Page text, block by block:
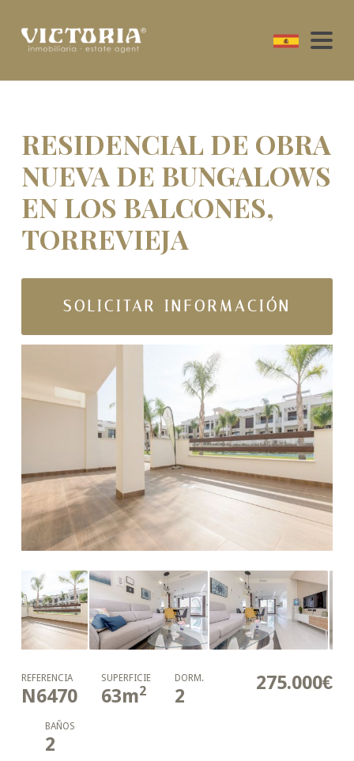
RESIDENCIAL DE OBRA
NUEVA DE BUNGALOWS
EN LOS BALCONES,
TORREVIEJA
SOLICITAR INFORMACIÓN
275.000€
REFERENCIA
N6470
SUPERFICIE
63m2
DORM.
2
BAÑOS
2